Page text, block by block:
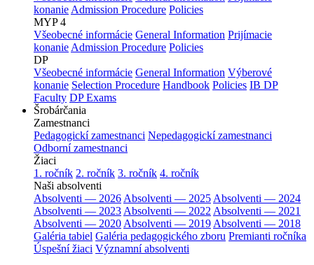
konanie Admission Procedure Policies
MYP 4
Všeobecné informácie General Information Prijímacie
konanie Admission Procedure Policies
DP
Všeobecné informácie General Information Výberové
konanie Selection Procedure Handbook Policies IB DP
Faculty DP Exams
Šrobárčania
Zamestnanci
Pedagogickí zamestnanci Nepedagogickí zamestnanci
Odborní zamestnanci
Žiaci
1. ročník 2. ročník 3. ročník 4. ročník
Naši absolventi
Absolventi — 2026 Absolventi — 2025 Absolventi — 2024
Absolventi — 2023 Absolventi — 2022 Absolventi — 2021
Absolventi — 2020 Absolventi — 2019 Absolventi — 2018
Galéria tabiel Galéria pedagogického zboru Premianti ročníka
Úspešní žiaci Významní absolventi